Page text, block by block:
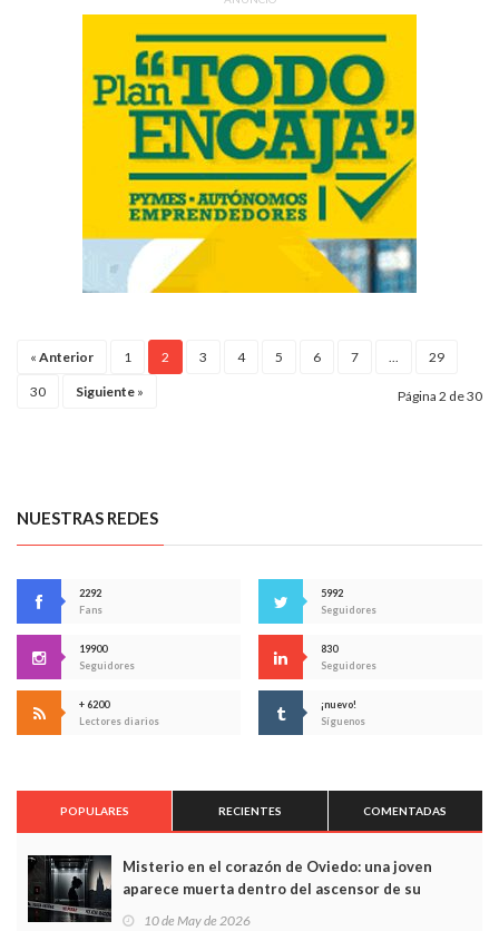
« Anterior 1 2 3 4 5 6 7 ... 29
30 Siguiente » Página 2 de 30
NUESTRAS REDES
2292
Fans
5992
Seguidores
19900
Seguidores
830
Seguidores
+ 6200
Lectores diarios
¡nuevo!
Síguenos
POPULARES RECIENTES COMENTADAS
Misterio en el corazón de Oviedo: una joven
aparece muerta dentro del ascensor de su
edificio y las cámaras captan sus últimos minutos
10 de May de 2026